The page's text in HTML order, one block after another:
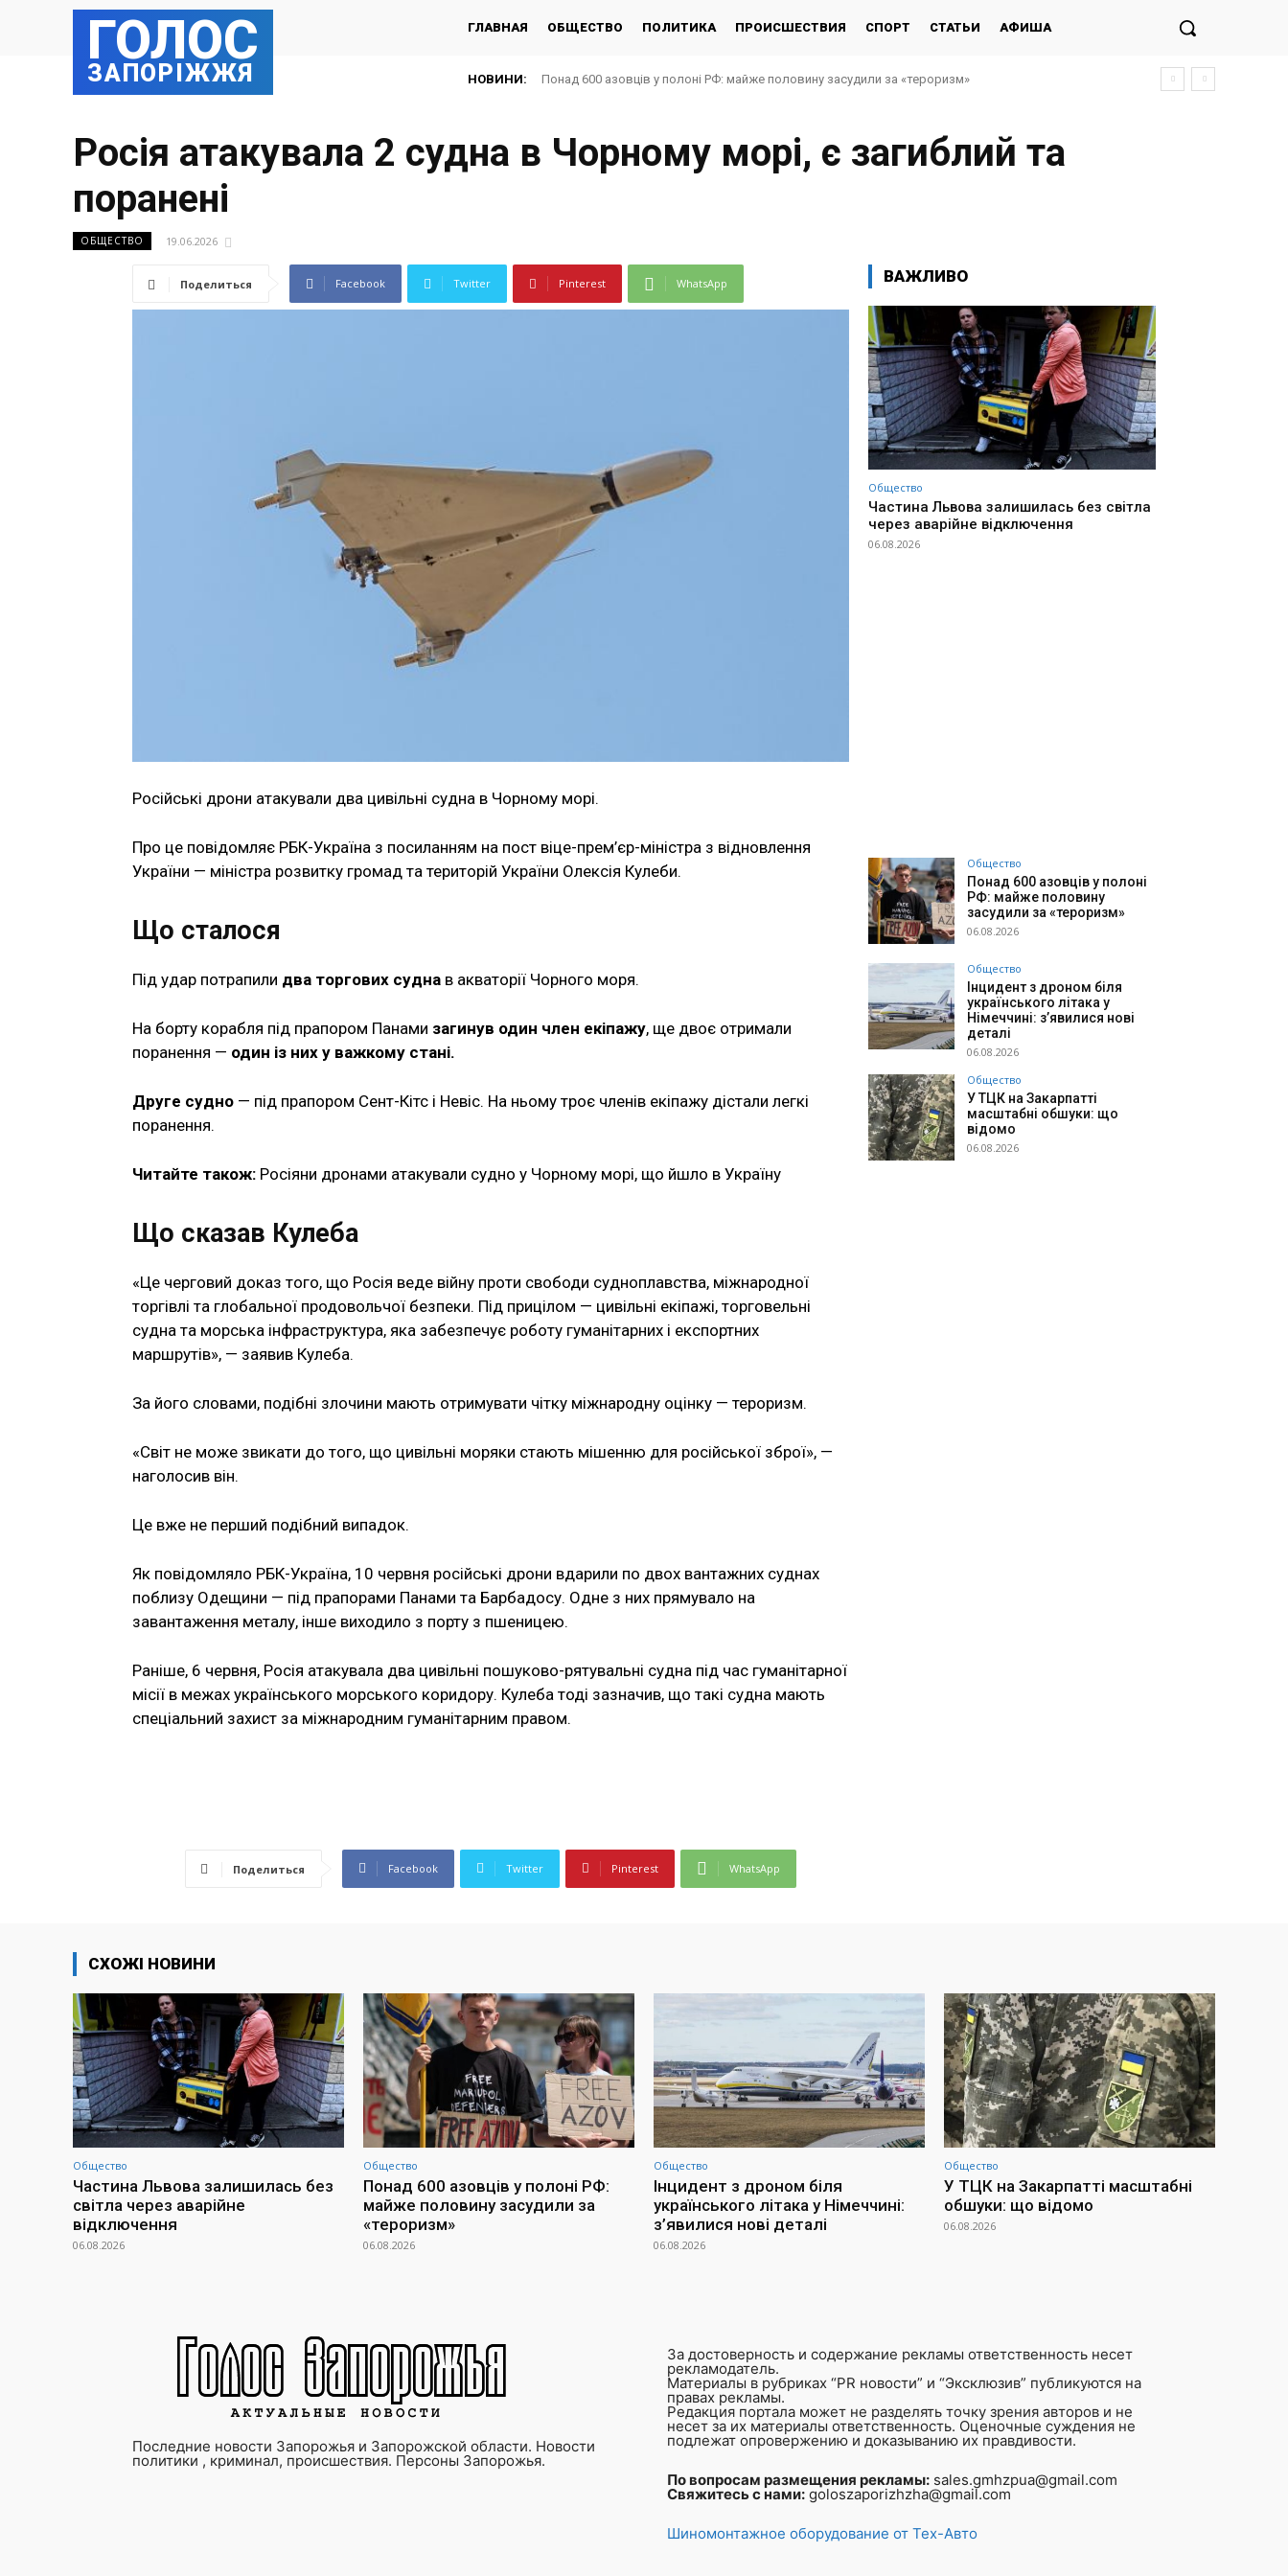
ГОЛОС
ЗАПОРІЖЖЯ
ГЛАВНАЯ ОБЩЕСТВО ПОЛИТИКА ПРОИСШЕСТВИЯ СПОРТ СТАТЬИ АФИША
НОВИНИ: Понад 600 азовців у полоні РФ: майже половину засудили за «тероризм»
Росія атакувала 2 судна в Чорному морі, є загиблий та
поранені
ОБЩЕСТВО 19.06.2026
Поделиться Facebook Twitter Pinterest WhatsApp
Російські дрони атакували два цивільні судна в Чорному морі.
Про це повідомляє РБК-Україна з посиланням на пост віце-прем’єр-міністра з відновлення
України — міністра розвитку громад та територій України Олексія Кулеби.
Що сталося
Під удар потрапили два торгових судна в акваторії Чорного моря.
На борту корабля під прапором Панами загинув один член екіпажу, ще двоє отримали
поранення — один із них у важкому стані.
Друге судно — під прапором Сент-Кітс і Невіс. На ньому троє членів екіпажу дістали легкі
поранення.
Читайте також: Росіяни дронами атакували судно у Чорному морі, що йшло в Україну
Що сказав Кулеба
«Це черговий доказ того, що Росія веде війну проти свободи судноплавства, міжнародної
торгівлі та глобальної продовольчої безпеки. Під прицілом — цивільні екіпажі, торговельні
судна та морська інфраструктура, яка забезпечує роботу гуманітарних і експортних
маршрутів», — заявив Кулеба.
За його словами, подібні злочини мають отримувати чітку міжнародну оцінку — тероризм.
«Світ не може звикати до того, що цивільні моряки стають мішенню для російської зброї», —
наголосив він.
Це вже не перший подібний випадок.
Як повідомляло РБК-Україна, 10 червня російські дрони вдарили по двох вантажних суднах
поблизу Одещини — під прапорами Панами та Барбадосу. Одне з них прямувало на
завантаження металу, інше виходило з порту з пшеницею.
Раніше, 6 червня, Росія атакувала два цивільні пошуково-рятувальні судна під час гуманітарної
місії в межах українського морського коридору. Кулеба тоді зазначив, що такі судна мають
спеціальний захист за міжнародним гуманітарним правом.
Поделиться Facebook Twitter Pinterest WhatsApp
ВАЖЛИВО
Общество
Частина Львова залишилась без світла
через аварійне відключення
06.08.2026
Общество
Понад 600 азовців у полоні
РФ: майже половину
засудили за «тероризм»
06.08.2026
Общество
Інцидент з дроном біля
українського літака у
Німеччині: з’явилися нові
деталі
06.08.2026
Общество
У ТЦК на Закарпатті
масштабні обшуки: що
відомо
06.08.2026
СХОЖІ НОВИНИ
Общество
Частина Львова залишилась без
світла через аварійне
відключення
06.08.2026
Общество
Понад 600 азовців у полоні РФ:
майже половину засудили за
«тероризм»
06.08.2026
Общество
Інцидент з дроном біля
українського літака у Німеччині:
з’явилися нові деталі
06.08.2026
Общество
У ТЦК на Закарпатті масштабні
обшуки: що відомо
06.08.2026
Последние новости Запорожья и Запорожской области. Новости
политики , криминал, происшествия. Персоны Запорожья.
За достоверность и содержание рекламы ответственность несет
рекламодатель.
Материалы в рубриках “PR новости” и “Эксклюзив” публикуются на
правах рекламы.
Редакция портала может не разделять точку зрения авторов и не
несет за их материалы ответственность. Оценочные суждения не
подлежат опровержению и доказыванию их правдивости.
По вопросам размещения рекламы: sales.gmhzpua@gmail.com
Свяжитесь с нами: goloszaporizhzha@gmail.com
Шиномонтажное оборудование от Тех-Авто